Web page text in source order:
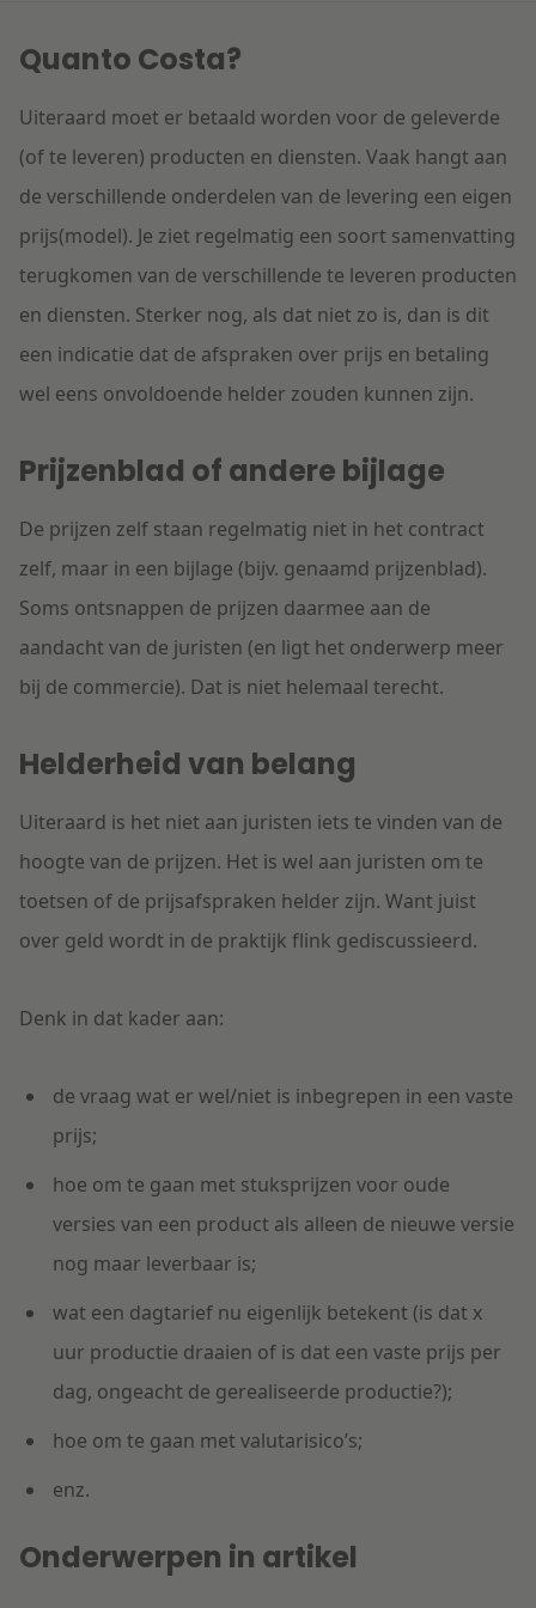
Onderwijs
Quanto Costa?
Uiteraard moet er betaald worden voor de geleverde
(of te leveren) producten en diensten. Vaak hangt aan
de verschillende onderdelen van de levering een eigen
prijs(model). Je ziet regelmatig een soort samenvatting
terugkomen van de verschillende te leveren producten
en diensten. Sterker nog, als dat niet zo is, dan is dit
een indicatie dat de afspraken over prijs en betaling
wel eens onvoldoende helder zouden kunnen zijn.
Prijzenblad of andere bijlage
De prijzen zelf staan regelmatig niet in het contract
zelf, maar in een bijlage (bijv. genaamd prijzenblad).
Soms ontsnappen de prijzen daarmee aan de
aandacht van de juristen (en ligt het onderwerp meer
bij de commercie). Dat is niet helemaal terecht.
Helderheid van belang
Uiteraard is het niet aan juristen iets te vinden van de
hoogte van de prijzen. Het is wel aan juristen om te
toetsen of de prijsafspraken helder zijn. Want juist
over geld wordt in de praktijk flink gediscussieerd.
Denk in dat kader aan:
de vraag wat er wel/niet is inbegrepen in een vaste
prijs;
hoe om te gaan met stuksprijzen voor oude
versies van een product als alleen de nieuwe versie
nog maar leverbaar is;
wat een dagtarief nu eigenlijk betekent (is dat x
uur productie draaien of is dat een vaste prijs per
dag, ongeacht de gerealiseerde productie?);
hoe om te gaan met valutarisico’s;
enz.
Onderwerpen in artikel